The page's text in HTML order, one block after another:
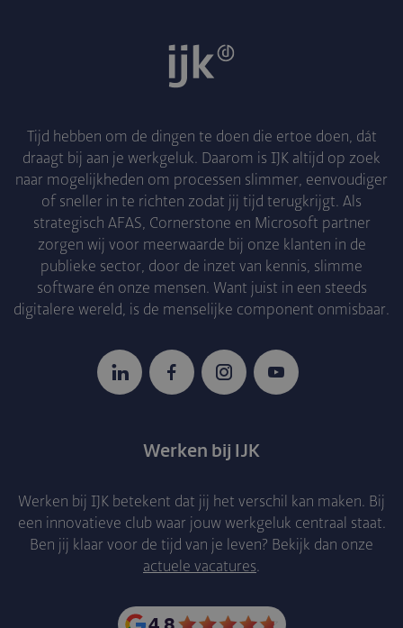
Tijd hebben om de dingen te doen die ertoe doen, dát
draagt bij aan je werkgeluk. Daarom is IJK altijd op zoek
naar mogelijkheden om processen slimmer, eenvoudiger
of sneller in te richten zodat jij tijd terugkrijgt. Als
strategisch AFAS, Cornerstone en Microsoft partner
zorgen wij voor meerwaarde bij onze klanten in de
publieke sector, door de inzet van kennis, slimme
software én onze mensen. Want juist in een steeds
digitalere wereld, is de menselijke component onmisbaar.
Werken bij IJK
Werken bij IJK betekent dat jij het verschil kan maken. Bij
een innovatieve club waar jouw werkgeluk centraal staat.
Ben jij klaar voor de tijd van je leven? Bekijk dan onze
actuele vacatures.